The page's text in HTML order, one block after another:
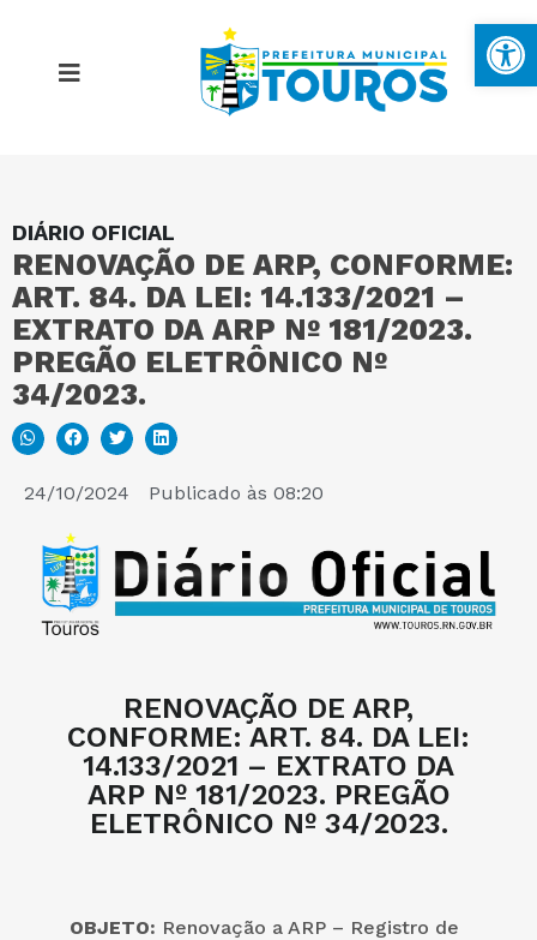
DIÁRIO OFICIAL
RENOVAÇÃO DE ARP, CONFORME:
ART. 84. DA LEI: 14.133/2021 –
EXTRATO DA ARP Nº 181/2023.
PREGÃO ELETRÔNICO Nº
34/2023.
24/10/2024 Publicado às 08:20
RENOVAÇÃO DE ARP,
CONFORME: ART. 84. DA LEI:
14.133/2021 – EXTRATO DA
ARP Nº 181/2023. PREGÃO
ELETRÔNICO Nº 34/2023.
OBJETO: Renovação a ARP – Registro de
MAPA DO SITE
PORTAL DA TRANSPARÊNCIA
E-SIC